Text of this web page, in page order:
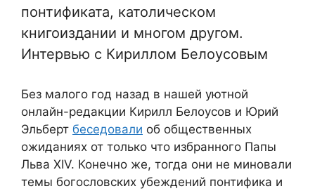
понтификата, католическом
книгоиздании и многом другом.
Интервью с Кириллом Белоусовым
Без малого год назад в нашей уютной
онлайн-редакции Кирилл Белоусов и Юрий
Эльберт беседовали об общественных
ожиданиях от только что избранного Папы
Льва XIV. Конечно же, тогда они не миновали
темы богословских убеждений понтифика и